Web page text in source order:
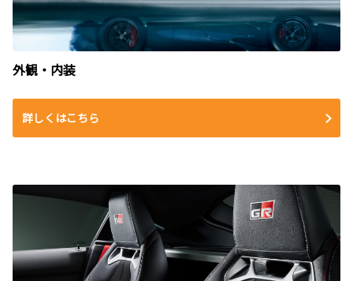
外観・内装
詳しくはこちら